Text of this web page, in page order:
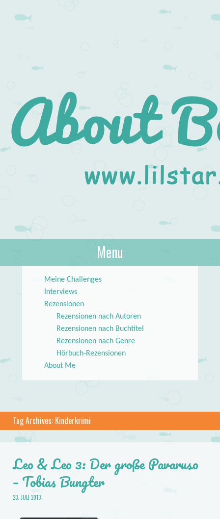
About Books
lilstar.de
Menu
Meine Challenges
Interviews
Rezensionen
Rezensionen nach Autoren
Rezensionen nach Buchtitel
Rezensionen nach Genre
Hörbuch-Rezensionen
About Me
Tag Archives: Kinderkrimi
Leo & Leo 3: Der große Pavaruso
– Tobias Bungter
23. JULI 2013